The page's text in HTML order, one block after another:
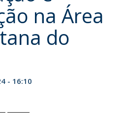
na Área
do
- 16:10